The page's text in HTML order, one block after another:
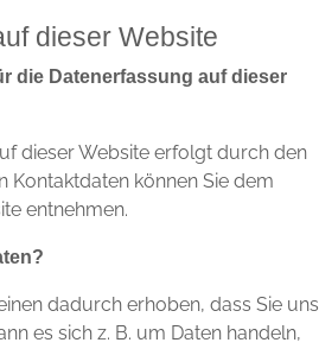
dieser Website
die Datenerfassung auf dieser
dieser Website erfolgt durch den
Kontaktdaten können Sie dem
entnehmen.
dadurch erhoben, dass Sie uns
es sich z. B. um Daten handeln,